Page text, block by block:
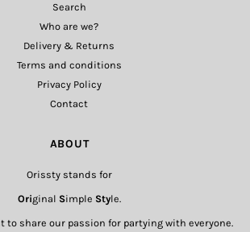
Search
Who are we?
Delivery & Returns
Terms and conditions
Privacy Policy
Contact
ABOUT
Orissty stands for
Original Simple Style.
to share our passion for partying with everyone.